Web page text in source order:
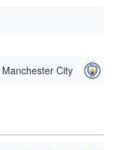
Manchester City